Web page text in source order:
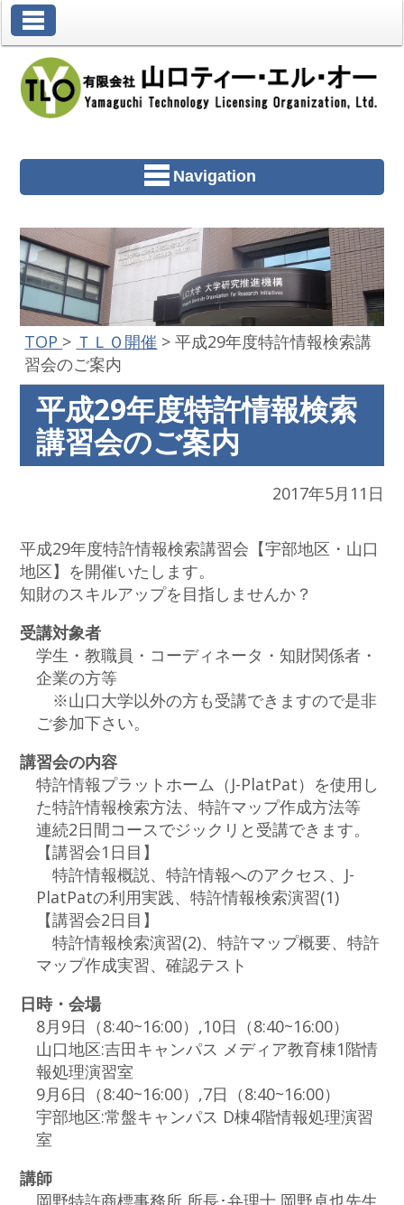
Navigation
TOP > ＴＬＯ開催 >平成29年度特許情報検索講
習会のご案内
平成29年度特許情報検索
講習会のご案内
2017年5月11日
平成29年度特許情報検索講習会【宇部地区・山口
地区】を開催いたします。
知財のスキルアップを目指しませんか？
受講対象者
学生・教職員・コーディネータ・知財関係者・
企業の方等
※山口大学以外の方も受講できますので是非
ご参加下さい。
講習会の内容
特許情報プラットホーム（J-PlatPat）を使用し
た特許情報検索方法、特許マップ作成方法等
連続2日間コースでジックリと受講できます。
【講習会1日目】
特許情報概説、特許情報へのアクセス、J-
PlatPatの利用実践、特許情報検索演習(1)
【講習会2日目】
特許情報検索演習(2)、特許マップ概要、特許
マップ作成実習、確認テスト
日時・会場
8月9日（8:40~16:00）,10日（8:40~16:00）
山口地区:吉田キャンパス メディア教育棟1階情
報処理演習室
9月6日（8:40~16:00）,7日（8:40~16:00）
宇部地区:常盤キャンパス D棟4階情報処理演習
室
講師
岡野特許商標事務所 所長･弁理士 岡野卓也先生